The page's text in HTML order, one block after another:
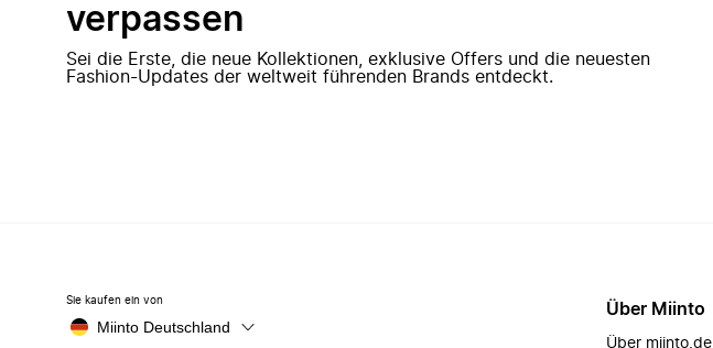
verpassen
Sei die Erste, die neue Kollektionen, exklusive Offers und die neuesten
Fashion-Updates der weltweit führenden Brands entdeckt.
Sie kaufen ein von
Miinto Deutschland
Über Miinto
Über miinto.de